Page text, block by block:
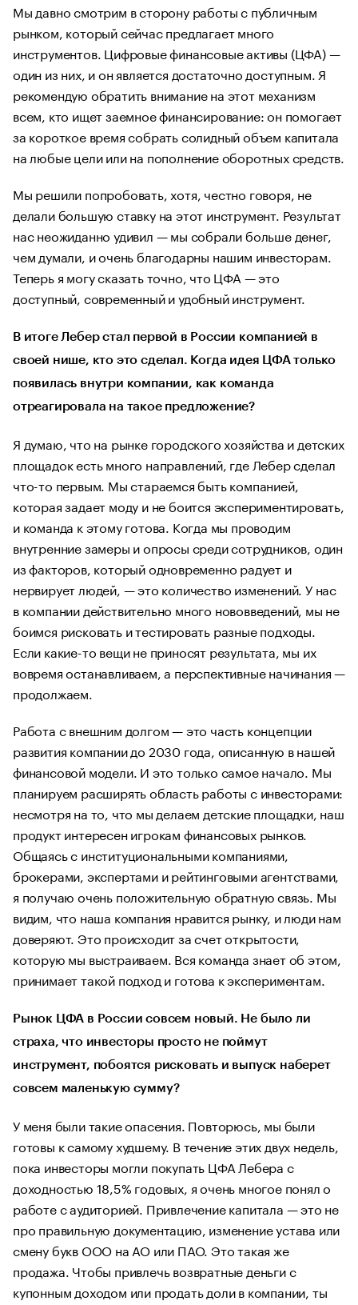
Мы давно смотрим в сторону работы с публичным
рынком, который сейчас предлагает много
инструментов. Цифровые финансовые активы (ЦФА) —
один из них, и он является достаточно доступным. Я
рекомендую обратить внимание на этот механизм
всем, кто ищет заемное финансирование: он помогает
за короткое время собрать солидный объем капитала
на любые цели или на пополнение оборотных средств.
Мы решили попробовать, хотя, честно говоря, не
делали большую ставку на этот инструмент. Результат
нас неожиданно удивил — мы собрали больше денег,
чем думали, и очень благодарны нашим инвесторам.
Теперь я могу сказать точно, что ЦФА — это
доступный, современный и удобный инструмент.
В итоге Лебер стал первой в России компанией в
своей нише, кто это сделал. Когда идея ЦФА только
появилась внутри компании, как команда
отреагировала на такое предложение?
Я думаю, что на рынке городского хозяйства и детских
площадок есть много направлений, где Лебер сделал
что-то первым. Мы стараемся быть компанией,
которая задает моду и не боится экспериментировать,
и команда к этому готова. Когда мы проводим
внутренние замеры и опросы среди сотрудников, один
из факторов, который одновременно радует и
нервирует людей, — это количество изменений. У нас
в компании действительно много нововведений, мы не
боимся рисковать и тестировать разные подходы.
Если какие-то вещи не приносят результата, мы их
вовремя останавливаем, а перспективные начинания —
продолжаем.
Работа с внешним долгом — это часть концепции
развития компании до 2030 года, описанную в нашей
финансовой модели. И это только самое начало. Мы
планируем расширять область работы с инвесторами:
несмотря на то, что мы делаем детские площадки, наш
продукт интересен игрокам финансовых рынков.
Общаясь с институциональными компаниями,
брокерами, экспертами и рейтинговыми агентствами,
я получаю очень положительную обратную связь. Мы
видим, что наша компания нравится рынку, и люди нам
доверяют. Это происходит за счет открытости,
которую мы выстраиваем. Вся команда знает об этом,
принимает такой подход и готова к экспериментам.
Рынок ЦФА в России совсем новый. Не было ли
страха, что инвесторы просто не поймут
инструмент, побоятся рисковать и выпуск наберет
совсем маленькую сумму?
У меня были такие опасения. Повторюсь, мы были
готовы к самому худшему. В течение этих двух недель,
пока инвесторы могли покупать ЦФА Лебера с
доходностью 18,5% годовых, я очень многое понял о
работе с аудиторией. Привлечение капитала — это не
про правильную документацию, изменение устава или
смену букв ООО на АО или ПАО. Это такая же
продажа. Чтобы привлечь возвратные деньги с
купонным доходом или продать доли в компании, ты